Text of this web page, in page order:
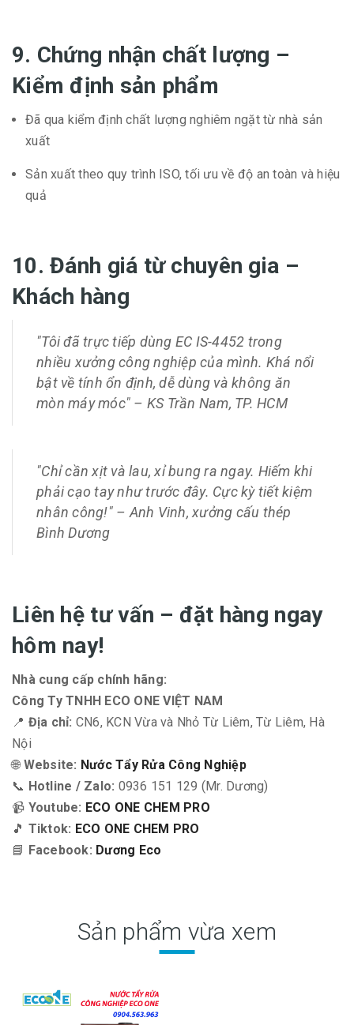
9. Chứng nhận chất lượng –
Kiểm định sản phẩm
Đã qua kiểm định chất lượng nghiêm ngặt từ nhà sản
xuất
Sản xuất theo quy trình ISO, tối ưu về độ an toàn và hiệu
quả
10. Đánh giá từ chuyên gia –
Khách hàng
"Tôi đã trực tiếp dùng EC IS-4452 trong
nhiều xưởng công nghiệp của mình. Khá nổi
bật về tính ổn định, dễ dùng và không ăn
mòn máy móc" – KS Trần Nam, TP. HCM
"Chỉ cần xịt và lau, xỉ bung ra ngay. Hiếm khi
phải cạo tay như trước đây. Cực kỳ tiết kiệm
nhân công!" – Anh Vinh, xưởng cấu thép
Bình Dương
Liên hệ tư vấn – đặt hàng ngay
hôm nay!
Nhà cung cấp chính hãng:
Công Ty TNHH ECO ONE VIỆT NAM
📍 Địa chỉ: CN6, KCN Vừa và Nhỏ Từ Liêm, Từ Liêm, Hà
Nội
🌐 Website: Nước Tẩy Rửa Công Nghiệp
📞 Hotline / Zalo: 0936 151 129 (Mr. Dương)
📹 Youtube: ECO ONE CHEM PRO
🎵 Tiktok: ECO ONE CHEM PRO
📘 Facebook: Dương Eco
Sản phẩm vừa xem